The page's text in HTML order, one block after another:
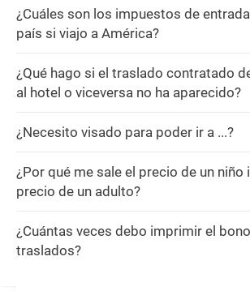
¿Cuáles son los impuestos de
país si viajo a América?
¿Qué hago si el traslado contratado
al hotel o viceversa no ha aparecido?
¿Necesito visado para poder ir a ...?
¿Por qué me sale el precio de un niño
precio de un adulto?
¿Cuántas veces debo imprimir el
traslados?